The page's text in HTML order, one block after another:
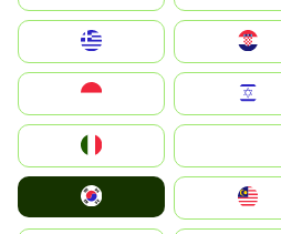
Magyarország
South Korea